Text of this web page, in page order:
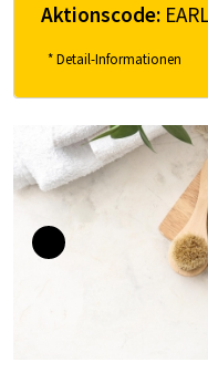
Aktionscode:
* Detail-Informationen